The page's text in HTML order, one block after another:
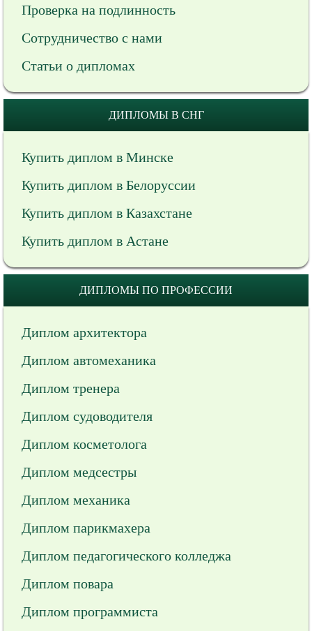
Проверка на подлинность
Сотрудничество с нами
Статьи о дипломах
ДИПЛОМЫ В СНГ
Купить диплом в Минске
Купить диплом в Белоруссии
Купить диплом в Казахстане
Купить диплом в Астане
ДИПЛОМЫ ПО ПРОФЕССИИ
Диплом архитектора
Диплом автомеханика
Диплом тренера
Диплом судоводителя
Диплом косметолога
Диплом медсестры
Диплом механика
Диплом парикмахера
Диплом педагогического колледжа
Диплом повара
Диплом программиста